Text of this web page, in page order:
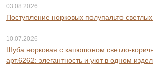
03.08.2026
Поступление норковых полупальто
10.07.2026
Шуба норковая с капюшоном светло-
арт.6262: элегантность и уют в одном